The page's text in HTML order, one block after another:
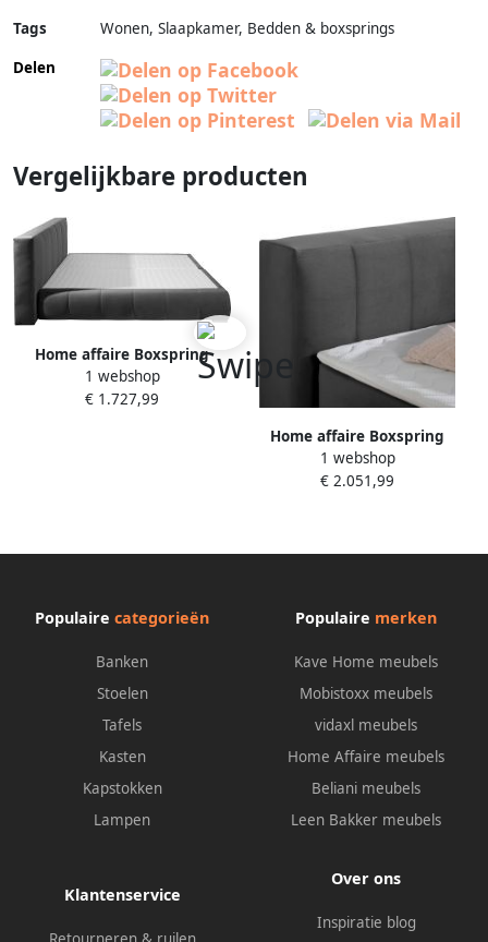
Tags
Wonen, Slaapkamer, Bedden & boxsprings
Delen
Vergelijkbare producten
Home affaire Boxspring
Chelles incl. koudschuim
matrastopper in 5 breedtes
1 webshop
€ 1.727,99
Home affaire Boxspring
Chelles incl. koudschuim
matrastopper in 5 breedtes
1 webshop
€ 2.051,99
Populaire categorieën
Banken
Stoelen
Tafels
Kasten
Kapstokken
Lampen
Populaire merken
Kave Home meubels
Mobistoxx meubels
vidaxl meubels
Home Affaire meubels
Beliani meubels
Leen Bakker meubels
Klantenservice
Over ons
Inspiratie blog